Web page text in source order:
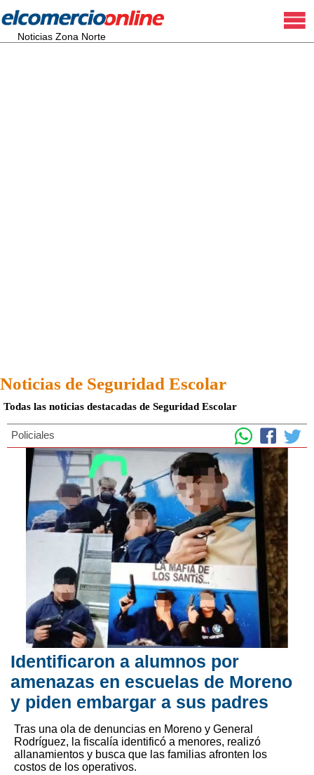
Noticias Zona Norte
Noticias de Seguridad Escolar
Todas las noticias destacadas de Seguridad Escolar
Policiales
Identificaron a alumnos por
amenazas en escuelas de Moreno
y piden embargar a sus padres
Tras una ola de denuncias en Moreno y General
Rodríguez, la fiscalía identificó a menores, realizó
allanamientos y busca que las familias afronten los
costos de los operativos.